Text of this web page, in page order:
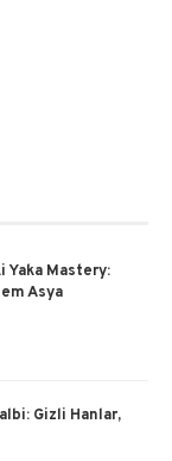
Yaka Mastery:
Asya
Gizli Hanlar,